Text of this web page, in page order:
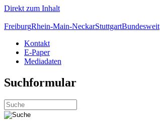
Direkt zum Inhalt
FreiburgRhein-Main-NeckarStuttgartBundesweit
Kontakt
E-Paper
Mediadaten
Suchformular